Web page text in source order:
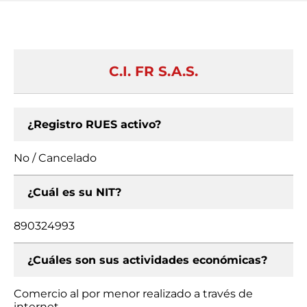
C.I. FR S.A.S.
¿Registro RUES activo?
No / Cancelado
¿Cuál es su NIT?
890324993
¿Cuáles son sus actividades económicas?
Comercio al por menor realizado a través de